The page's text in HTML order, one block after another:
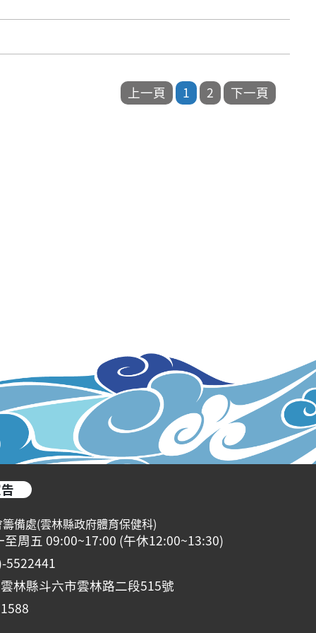
備處(雲林縣政府體育保健科)
周五 09:00~17:00 (午休12:00~13:30)
5522441
林縣斗六市雲林路二段515號